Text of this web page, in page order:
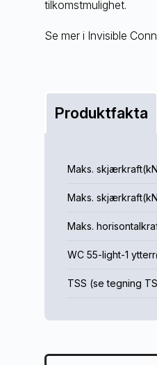
tilkomstmulighet.
Se mer i Invisible
Produktfakta
Maks.
Maks.
Maks.
WC 55-light-1
TSS (se tegning